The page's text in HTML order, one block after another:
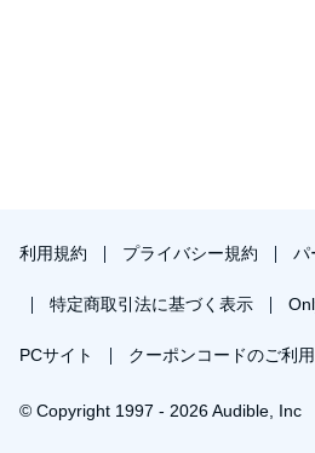
利用規約 プライバシー規約 パ
特定商取引法に基づく表示
PCサイト クーポンコードのご利用
© Copyright 1997 - 2026 Audible, Inc